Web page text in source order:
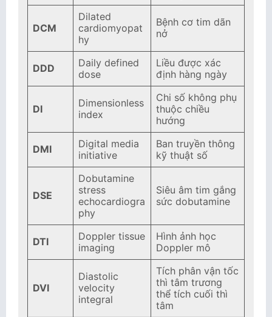
DCM
Dilated
cardiomyopat
hy
Bệnh cơ tim dãn
nở
DDD
Daily defined
dose
Liều được xác
định hàng ngày
DI
Dimensionless
index
Chi số không phụ
thuộc chiều
hướng
DMI
Digital media
initiative
Ban truyền thông
kỹ thuật số
DSE
Dobutamine
stress
echocardiogra
phy
Siêu âm tim gắng
sức dobutamine
DTI
Doppler tissue
imaging
Hình ảnh học
Doppler mô
DVI
Diastolic
velocity
integral
Tích phân vận tốc
thì tâm trương
thể tích cuối thì
tâm